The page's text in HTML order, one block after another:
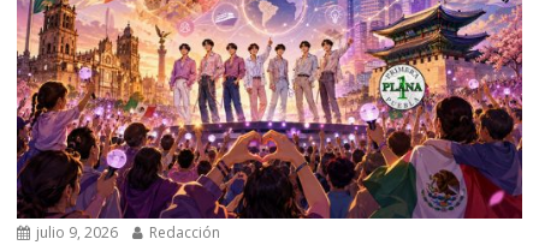
julio 9, 2026 Redacción